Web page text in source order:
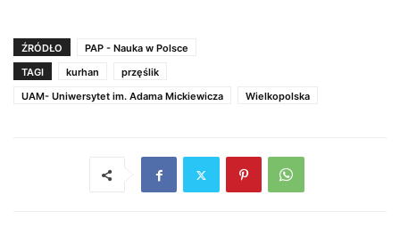
ŹRÓDŁO
PAP - Nauka w Polsce
TAGI
kurhan
przęślik
UAM- Uniwersytet im. Adama Mickiewicza
Wielkopolska